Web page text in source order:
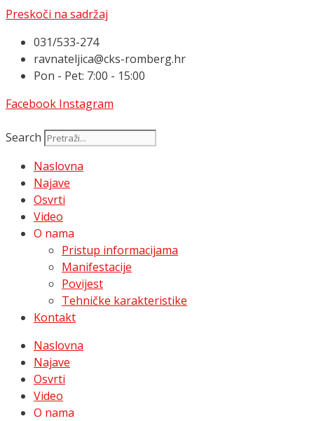
Preskoči na sadržaj
031/533-274
ravnateljica@cks-romberg.hr
Pon - Pet: 7:00 - 15:00
Facebook Instagram
Search
Naslovna
Najave
Osvrti
Video
O nama
Pristup informacijama
Manifestacije
Povijest
Tehničke karakteristike
Kontakt
Naslovna
Najave
Osvrti
Video
O nama